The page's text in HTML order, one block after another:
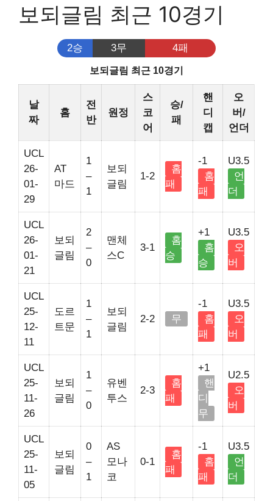
보되글림 최근 10경기
2승 3무 4패
보되글림 최근 10경기
날
짜
홈
전
반
원정
스
코
어
승/
패
핸
디
캡
오
버/
언더
UCL
26-
01-
29
AT
마드
1
–
1
보되
글림
1-2
홈
패
-1
홈
패
U3.5
언
더
UCL
26-
01-
21
보되
글림
2
–
0
맨체
스C
3-1
홈
승
+1
홈
승
U3.5
오
버
UCL
25-
12-
11
도르
트문
1
–
1
보되
글림
2-2 무
-1
홈
패
U3.5
오
버
UCL
25-
11-
26
보되
글림
1
–
0
유벤
투스
2-3
홈
패
+1
핸
디
무
U2.5
오
버
UCL
25-
11-
05
보되
글림
0
–
1
AS
모나
코
0-1
홈
패
-1
홈
패
U3.5
언
더